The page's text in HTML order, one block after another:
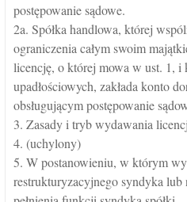
postępowanie sądowe.
2a. Spółka handlowa, której
ograniczenia całym swoim
licencję, o której mowa w ust. 1,
upadłościowych, zakłada konto
obsługującym postępowanie
3. Zasady i tryb wydawania
4. (uchylony)
5. W postanowieniu, w którym
restrukturyzacyjnego syndyka